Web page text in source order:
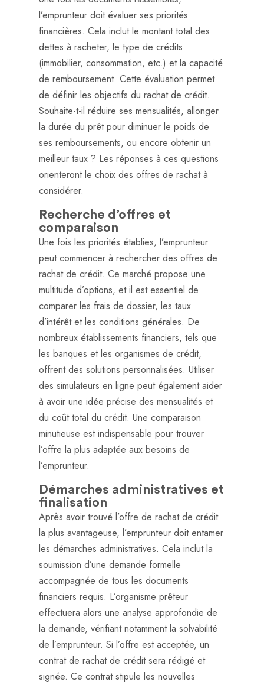
l’emprunteur doit évaluer ses priorités
financières. Cela inclut le montant total des
dettes à racheter, le type de crédits
(immobilier, consommation, etc.) et la capacité
de remboursement. Cette évaluation permet
de définir les objectifs du rachat de crédit.
Souhaite-t-il réduire ses mensualités, allonger
la durée du prêt pour diminuer le poids de
ses remboursements, ou encore obtenir un
meilleur taux ? Les réponses à ces questions
orienteront le choix des offres de rachat à
considérer.
Recherche d’offres et
comparaison
Une fois les priorités établies, l’emprunteur
peut commencer à rechercher des offres de
rachat de crédit. Ce marché propose une
multitude d’options, et il est essentiel de
comparer les frais de dossier, les taux
d’intérêt et les conditions générales. De
nombreux établissements financiers, tels que
les banques et les organismes de crédit,
offrent des solutions personnalisées. Utiliser
des simulateurs en ligne peut également aider
à avoir une idée précise des mensualités et
du coût total du crédit. Une comparaison
minutieuse est indispensable pour trouver
l’offre la plus adaptée aux besoins de
l’emprunteur.
Démarches administratives et
finalisation
Après avoir trouvé l’offre de rachat de crédit
la plus avantageuse, l’emprunteur doit entamer
les démarches administratives. Cela inclut la
soumission d’une demande formelle
accompagnée de tous les documents
financiers requis. L’organisme prêteur
effectuera alors une analyse approfondie de
la demande, vérifiant notamment la solvabilité
de l’emprunteur. Si l’offre est acceptée, un
contrat de rachat de crédit sera rédigé et
signée. Ce contrat stipule les nouvelles